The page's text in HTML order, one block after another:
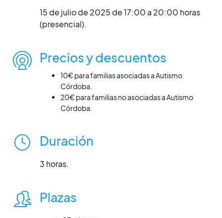
15 de julio de 2025 de 17:00 a 20:00 horas
(presencial).
Precios y descuentos
10€ para familias asociadas a Autismo
Córdoba.
20€ para familias no asociadas a Autismo
Córdoba.
Duración
3 horas.
Plazas